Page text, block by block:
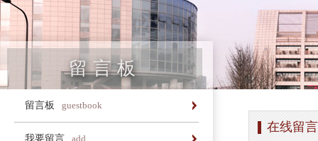
留言板
留言板 guestbook
我要留言 add
在线留言